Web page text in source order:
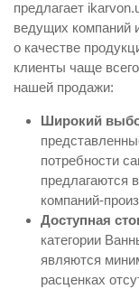
предлагает
ведущих компаний
о качестве
клиенты чаще
нашей продажи:
Широкий
потребности
предлагаются
компаний-
Доступная
категории
являются
расценках